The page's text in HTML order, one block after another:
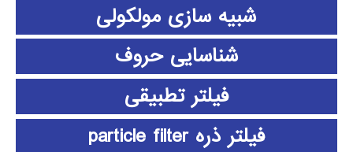
شبیه سازی مولکولی
شناسایی حروف
فیلتر تطبیقی
فیلتر ذره particle filter